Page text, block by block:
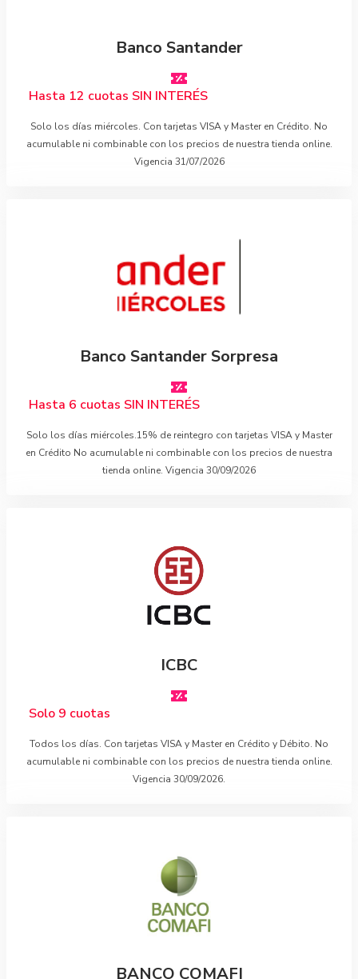
Banco Santander
Hasta 12 cuotas SIN INTERÉS
Solo los días miércoles. Con tarjetas VISA y Master en Crédito. No
acumulable ni combinable con los precios de nuestra tienda online.
Vigencia 31/07/2026
Banco Santander Sorpresa
Hasta 6 cuotas SIN INTERÉS
Solo los días miércoles.15% de reintegro con tarjetas VISA y Master
en Crédito No acumulable ni combinable con los precios de nuestra
tienda online. Vigencia 30/09/2026
ICBC
Solo 9 cuotas
Todos los días. Con tarjetas VISA y Master en Crédito y Débito. No
acumulable ni combinable con los precios de nuestra tienda online.
Vigencia 30/09/2026.
BANCO COMAFI